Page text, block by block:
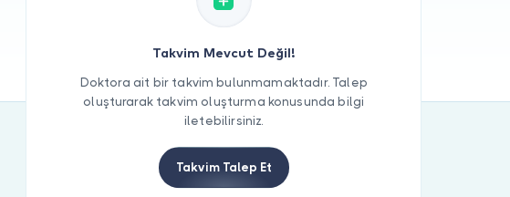
Takvim Mevcut Değil!
Doktora ait bir takvim bulunmamaktadır. Talep
oluşturarak takvim oluşturma konusunda bilgi
iletebilirsiniz.
Takvim Talep Et